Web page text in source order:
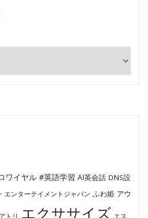
ワイヤル #英語学習 AI英会話 DNS設
エンターテイメントジャパン ふわ姫 アウ
トリ エクササイズ エス